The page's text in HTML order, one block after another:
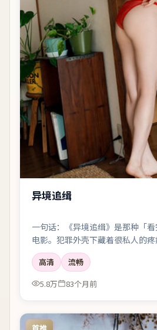
异境追缉
一句话：《异境追缉》是那种「
电影。犯罪外壳下藏着很私人的
尤其要命。
高清
流畅
5.8万
83个月前
首推